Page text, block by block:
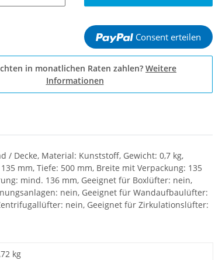
Consent erteilen
in monatlichen Raten zahlen? Weitere
Informationen
/ Decke, Material: Kunststoff, Gewicht: 0,7 kg,
mm, Tiefe: 500 mm, Breite mit Verpackung: 135
mind. 136 mm, Geeignet für Boxlüfter: nein,
nein, Geeignet für Wandaufbaulüfter:
nein, Geeignet für Zirkulationslüfter:
kg